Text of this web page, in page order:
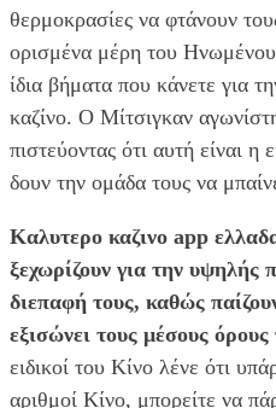
θερμοκρασίες να φτάνουν
ορισμένα μέρη του
ίδια βήματα που κάνετε για
καζίνο. Ο Μίτσιγκαν
πιστεύοντας ότι αυτή είναι η
δουν την ομάδα τους να
Καλυτερο καζινο app ελλαδα
ξεχωρίζουν για την υψηλής
διεπαφή τους, καθώς
εξισώνει τους μέσους
ειδικοί του Κίνο λένε ότι
αριθμοί Κίνο, μπορείτε να